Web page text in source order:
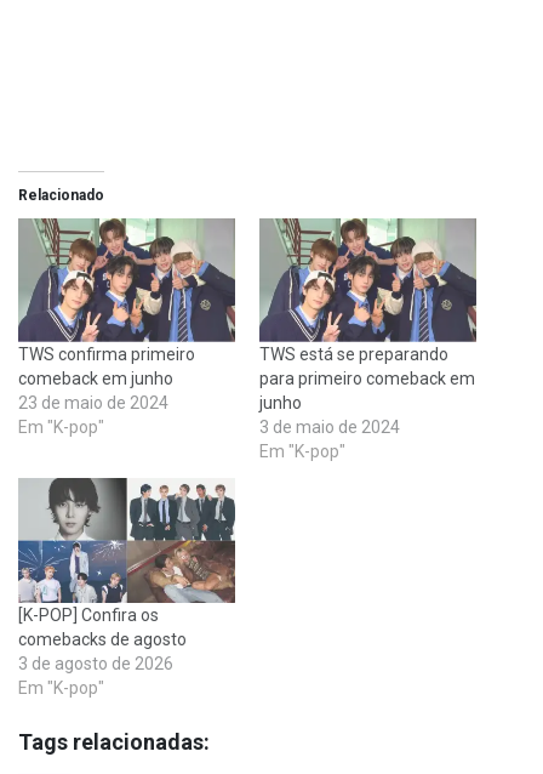
Relacionado
TWS confirma primeiro
comeback em junho
23 de maio de 2024
Em "K-pop"
TWS está se preparando
para primeiro comeback em
junho
3 de maio de 2024
Em "K-pop"
[K-POP] Confira os
comebacks de agosto
3 de agosto de 2026
Em "K-pop"
Tags relacionadas: